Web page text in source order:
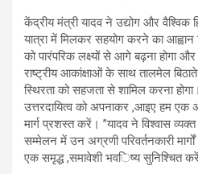
केंद्रीय मंत्री यादव ने उद्योग और वैश्विक
यात्रा में मिलकर सहयोग करने का आह्वान
को पारंपरिक लक्ष्यों से आगे बढ़ना होगा
राष्ट्रीय आकांक्षाओं के साथ तालमेल बिठाते
स्थिरता को सहजता से शामिल करना
उत्तरदायित्व को अपनाकर ,आइए हम एक
मार्ग प्रशस्त करें। ”यादव ने विश्वास
सम्मेलन में उन अग्रणी परिवर्तनकारी मार्गों
एक समृद्ध,समावेशी भविष्य सुनिश्चित